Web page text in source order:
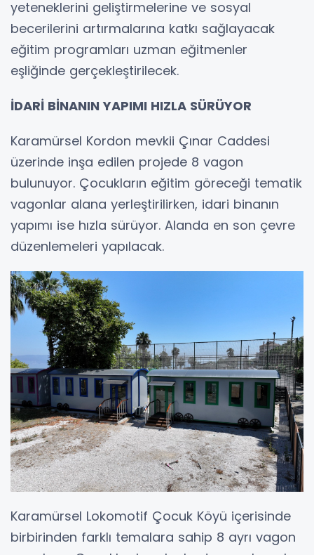
yeteneklerini geliştirmelerine ve sosyal
becerilerini artırmalarına katkı sağlayacak
eğitim programları uzman eğitmenler
eşliğinde gerçekleştirilecek.
İDARİ BİNANIN YAPIMI HIZLA SÜRÜYOR
Karamürsel Kordon mevkii Çınar Caddesi
üzerinde inşa edilen projede 8 vagon
bulunuyor. Çocukların eğitim göreceği tematik
vagonlar alana yerleştirilirken, idari binanın
yapımı ise hızla sürüyor. Alanda en son çevre
düzenlemeleri yapılacak.
Karamürsel Lokomotif Çocuk Köyü içerisinde
birbirinden farklı temalara sahip 8 ayrı vagon